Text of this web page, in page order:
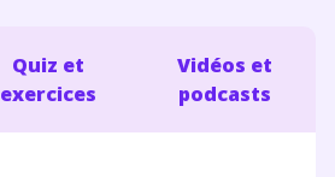
Quiz et
exercices
Vidéos et
podcasts